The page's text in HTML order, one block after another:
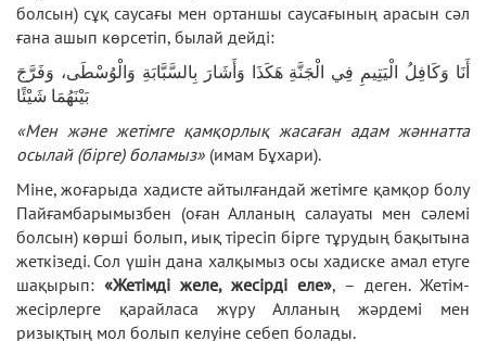
болсын) сұқ саусағы мен ортаншы саусағының арасын сәл
ғана ашып көрсетіп, былай дейді:
أَنَا وَكَافِلُ الْيَتِيمِ فِي الْجَنَّةِ هَكَذَا وَأَشَارَ بِالسَّبَّابَةِ وَالْوُسْطَى، وَفَرَّجَ
بَيْنَهُمَا شَيْئًا
«Мен және жетімге қамқорлық жасаған адам жәннатта
осылай (бірге) боламыз» (имам Бұхари).
Міне, жоғарыда хадисте айтылғандай жетімге қамқор болу
Пайғамбарымызбен (оған Алланың салауаты мен сәлемі
болсын) көрші болып, иық тіресіп бірге тұрудың бақытына
жеткізеді. Сол үшін дана халқымыз осы хадиске амал етуге
шақырып: «Жетімді желе, жесірді еле», – деген. Жетім-
жесірлерге қарайласа жүру Алланың жәрдемі мен
ризықтың мол болып келуіне себеп болады.